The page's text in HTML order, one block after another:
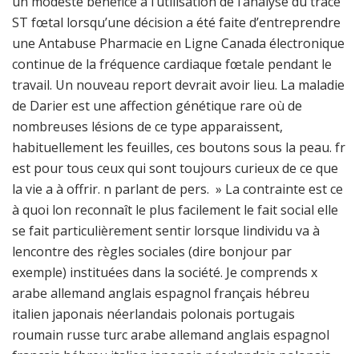
ST fœtal lorsqu’une décision a été faite d’entreprendre
une Antabuse Pharmacie en Ligne Canada électronique
continue de la fréquence cardiaque fœtale pendant le
travail. Un nouveau report devrait avoir lieu. La maladie
de Darier est une affection génétique rare où de
nombreuses lésions de ce type apparaissent,
habituellement les feuilles, ces boutons sous la peau. fr
est pour tous ceux qui sont toujours curieux de ce que
la vie a à offrir. n parlant de pers. » La contrainte est ce
à quoi lon reconnaît le plus facilement le fait social elle
se fait particulièrement sentir lorsque lindividu va à
lencontre des règles sociales (dire bonjour par
exemple) instituées dans la société. Je comprends x
arabe allemand anglais espagnol français hébreu
italien japonais néerlandais polonais portugais
roumain russe turc arabe allemand anglais espagnol